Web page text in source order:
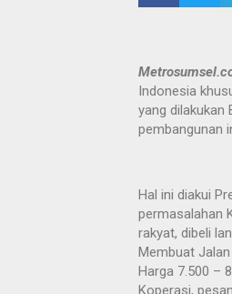
Indonesia
yang dilakukan
pembangunan
Hal ini diakui
permasalahan
rakyat, dibeli
Membuat Jalan
Harga 7.500 –
Koperasi,